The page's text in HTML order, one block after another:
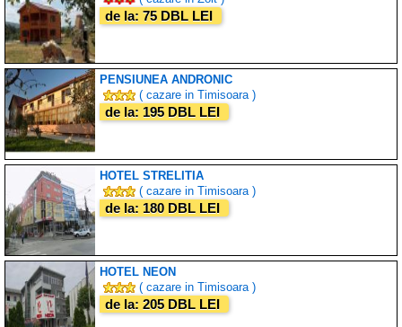
de la: 75 DBL LEI
PENSIUNEA ANDRONIC
( cazare in Timisoara )
de la: 195 DBL LEI
HOTEL STRELITIA
( cazare in Timisoara )
de la: 180 DBL LEI
HOTEL NEON
( cazare in Timisoara )
de la: 205 DBL LEI